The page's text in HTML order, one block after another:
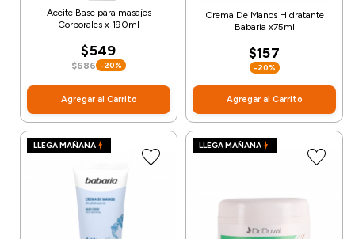
Aceite Base para masajes
Corporales x 190ml
$549
$686 -20%
Agregar al Carrito
Crema De Manos Hidratante
Babaria x75ml
$157
-20%
Agregar al Carrito
LLEGA MAÑANA LLEGA MAÑANA